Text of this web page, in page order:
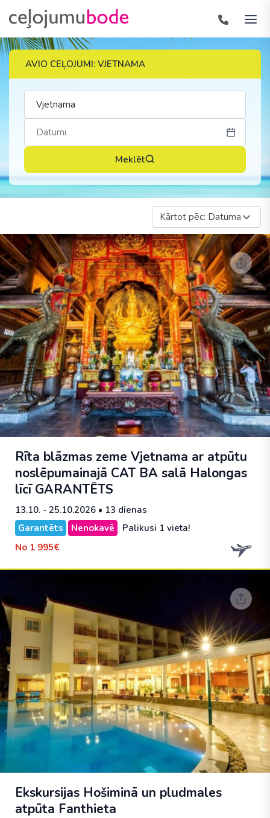
AVIO CEĻOJUMI: VJETNAMA
Meklēt
Kārtot pēc: Datuma
Rīta blāzmas zeme Vjetnama ar atpūtu
noslēpumainajā CAT BA salā Halongas
līcīGARANTĒTS
13.10. - 25.10.2026 • 13 dienas
Garantēts
Nenokavē
Palikusi 1 vieta!
No 1 995€
Ekskursijas Hošiminā un pludmales
atpūta Fanthieta